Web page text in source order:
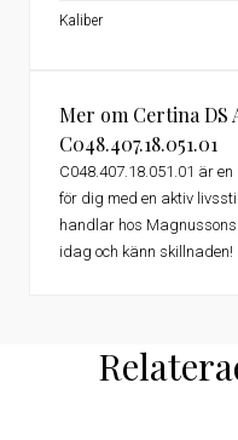
Mer om Certina DS
C048.407.18.051.01
C048.407.18.051.01 är
för dig med en aktiv
handlar hos Magnussons
idag och känn skillnaden!
Kaliber